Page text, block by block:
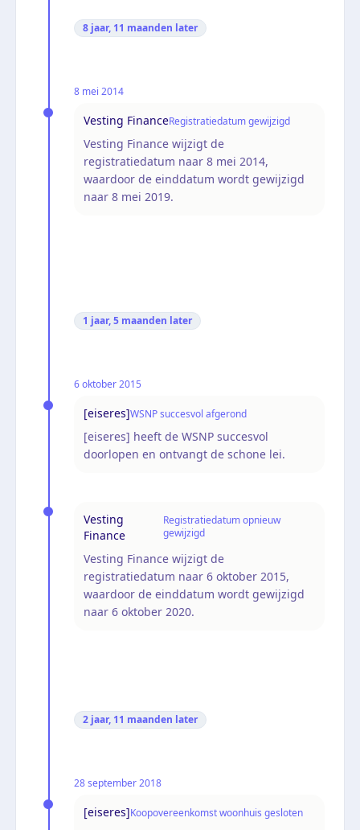
8 jaar, 11 maanden later
8 mei 2014
Vesting FinanceRegistratiedatum gewijzigd
Vesting Finance wijzigt de
registratiedatum naar 8 mei 2014,
waardoor de einddatum wordt gewijzigd
naar 8 mei 2019.
1 jaar, 5 maanden later
6 oktober 2015
[eiseres]WSNP succesvol afgerond
[eiseres] heeft de WSNP succesvol
doorlopen en ontvangt de schone lei.
Vesting
Finance
Registratiedatum opnieuw
gewijzigd
Vesting Finance wijzigt de
registratiedatum naar 6 oktober 2015,
waardoor de einddatum wordt gewijzigd
naar 6 oktober 2020.
2 jaar, 11 maanden later
28 september 2018
[eiseres]Koopovereenkomst woonhuis gesloten